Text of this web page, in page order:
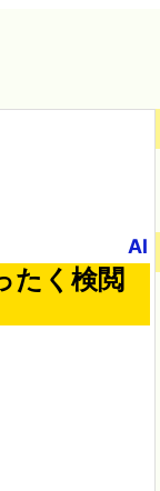
AI
たく検閲